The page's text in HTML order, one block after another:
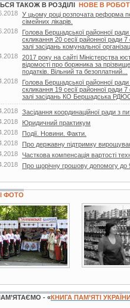
ТАКОЖ В РОЗДІЛІ НОВЕ В
У цьому році розпочата реформа
сімейних лікарів.
Голова Бершадської районної
скликання 20 сесії районної ради
залі засідань комунальної
2017 року на сайті Міністерства
відомості про боржника за
податків. Вільний та безоплатний...
Голова Бершадської районної
скликання 19 сесії районної ради
залі засідань КО Бершадська
Засідання координаційної ради з
Юридичний практикум
Події. Новини. Факти.
Про державну підтримку
Часткова компенсація вартості
Про щорічну грошову допомогу до
ФОТО
фото 2 фото
- «КНИГА ПАМ’ЯТІ